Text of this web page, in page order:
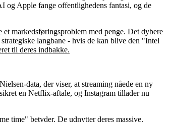
og Apple fange offentlighedens fantasi, og de
markedsføringsproblem med penge. Det dybere
langbane - hvis de kan blive den "Intel
til deres indbakke.
data, der viser, at streaming nåede en ny
en Netflix-aftale, og Instagram tillader nu
time" betyder. De udnytter deres massive,